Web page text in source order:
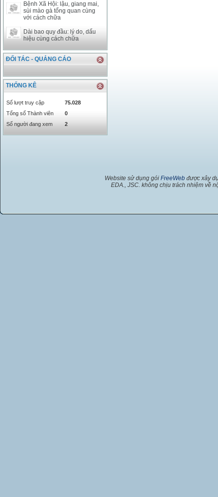
Bệnh Xã Hội: lậu, giang mai,
sùi mào gà tổng quan cùng
với cách chữa
Dài bao quy đầu: lý do, dấu
hiệu cùng cách chữa
ĐỐI TÁC - QUẢNG CÁO
THỐNG KÊ
Số lượt truy cập
75.028
Tổng số Thành viên
0
Số người đang xem
2
Website sử dụng gói FreeWeb được xây
EDA., JSC. không chịu trách nhiệm về